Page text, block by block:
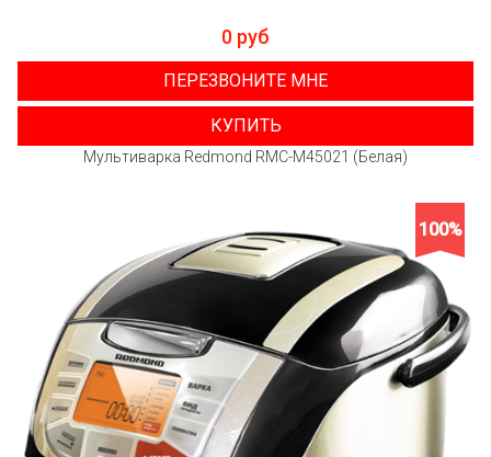
0 руб
ПЕРЕЗВОНИТЕ МНЕ
КУПИТЬ
Мультиварка Redmond RMC-M45021 (Белая)
100%